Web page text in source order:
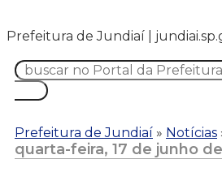
Prefeitura de Jundiaí |
Prefeitura de Jundiaí » Notícias
quarta-feira, 17 de junho